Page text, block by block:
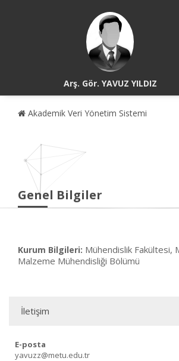
Arş. Gör. YAVUZ YILDIZ
Akademik Veri Yönetim Sistemi
Genel Bilgiler
Kurum Bilgileri: Mühendislik Fakültesi,
Malzeme Mühendisliği Bölümü
İletişim
E-posta
yavuzz@metu.edu.tr